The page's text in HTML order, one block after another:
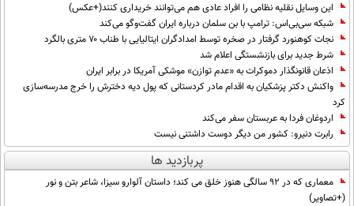
این وسایل نقلیه نظامی را افراد عادی هم می‌توانند خریداری کنند(+عکس)
شبکه سی‌بی‌اس: ترامپ با بن سلمان درباره ایران گفت‌وگو می‌کند
نجات کوهنورد گرفتار در صخره توسط امدادگران ایتالیایی با طناب ۷۰ متری بالگرد
شرط جدید برای بازنشستگی اعلام شد
اذعان قانونگذار دموکرات به «عدم توازن» موشکی آمریکا در برابر ایران
واکنش دکتر پزشکیان به اقدام مادر کردستانی که پول دیه دخترش را خرج مدرسه‌سازی
کرد
اردوغان فردا به عربستان سفر می‌کند
رابرت دنیرو: کشور من دیگر دوست داشتنی نیست
پربازدید ها
معماری که در 92 سالگی هنوز خلق می کند؛ داستان آلوارو سیزا، شاعر بتن و نور
(+تصاویر)